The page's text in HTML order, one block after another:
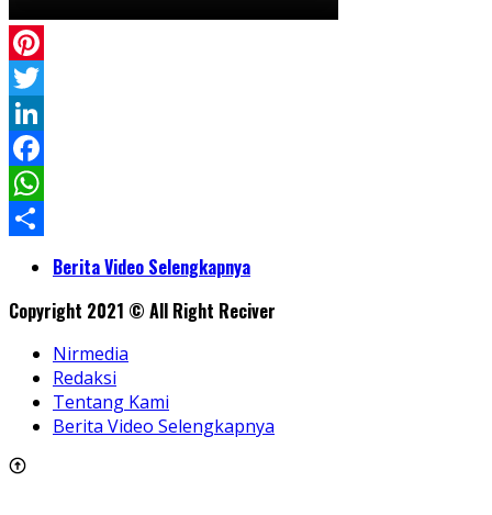
Pinterest
Twitter
LinkedIn
Facebook
WhatsApp
ShareBerita Video Selengkapnya
Copyright 2021 © All Right Reciver
Nirmedia
Redaksi
Tentang Kami
Berita Video Selengkapnya